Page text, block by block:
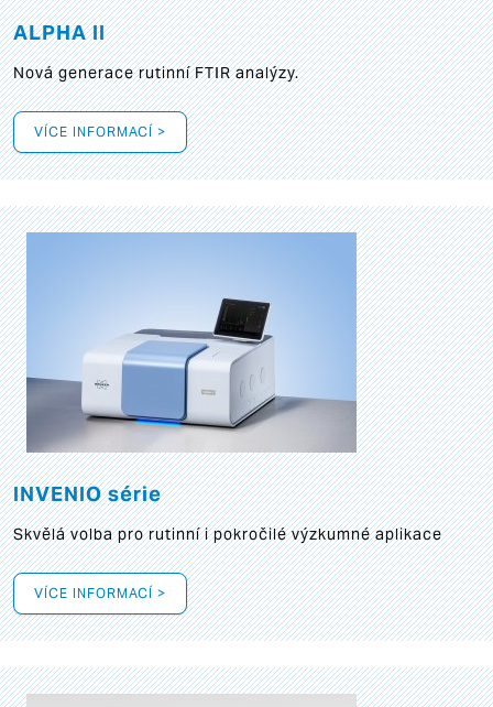
ALPHA II
Nová generace rutinní FTIR analýzy.
VÍCE INFORMACÍ >
INVENIO série
Skvělá volba pro rutinní i pokročilé výzkumné aplikace
VÍCE INFORMACÍ >